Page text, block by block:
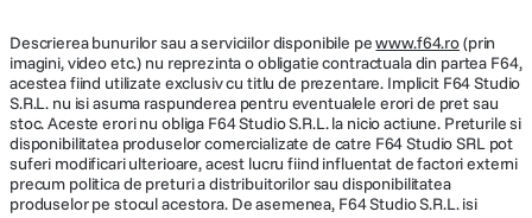
Descrierea bunurilor sau a serviciilor disponibile pewww.f64.ro(prin
imagini, video etc.) nu reprezinta o obligatie contractuala din partea F64,
acestea fiind utilizate exclusiv cu titlu de prezentare. Implicit F64 Studio
S.R.L. nu isi asuma raspunderea pentru eventualele erori de pret sau
stoc. Aceste erori nu obliga F64 Studio S.R.L. la nicio actiune. Preturile si
disponibilitatea produselor comercializate de catre F64 Studio SRL pot
suferi modificari ulterioare, acest lucru fiind influentat de factori externi
precum politica de preturi a distribuitorilor sau disponibilitatea
produselor pe stocul acestora. De asemenea, F64 Studio S.R.L. isi